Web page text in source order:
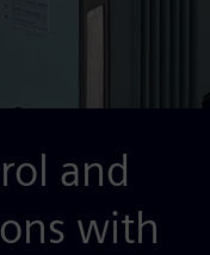
and
with